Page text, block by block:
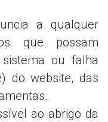
a qualquer
que possam
ou falha
do website, das
ao abrigo da